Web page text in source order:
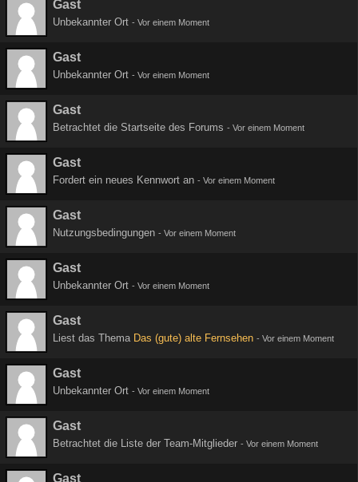
Gast
Unbekannter Ort - Vor einem Moment
Gast
Unbekannter Ort - Vor einem Moment
Gast
Betrachtet die Startseite des Forums - Vor einem Moment
Gast
Fordert ein neues Kennwort an - Vor einem Moment
Gast
Nutzungsbedingungen - Vor einem Moment
Gast
Unbekannter Ort - Vor einem Moment
Gast
Liest das Thema Das (gute) alte Fernsehen - Vor einem Moment
Gast
Unbekannter Ort - Vor einem Moment
Gast
Betrachtet die Liste der Team-Mitglieder - Vor einem Moment
Gast